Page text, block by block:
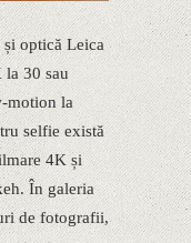
optică Leica
la 30 sau
motion la
selfie există
4K și
În galeria
de fotografii,